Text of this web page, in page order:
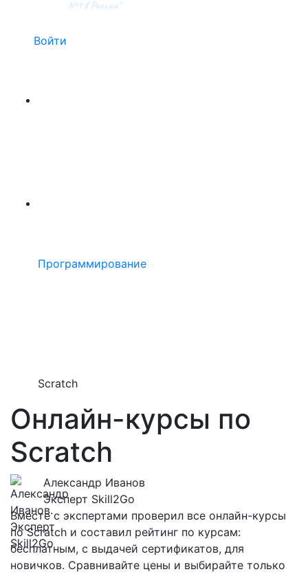
Войти
Программирование
Scratch
Онлайн-курсы по
Scratch
Александр Иванов
Эксперт Skill2Go
Вместе с экспертами проверил все онлайн-курсы
по Scratch и составил рейтинг по курсам:
бесплатным, с выдачей сертификатов, для
новичков. Сравнивайте цены и выбирайте только